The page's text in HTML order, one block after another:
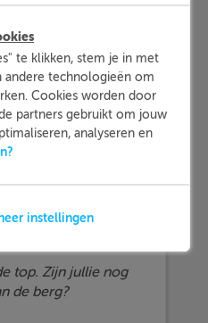
after that movie my
feeling sad.
na die film mijn
voelden.
wij zijn:
already. Are you still
top. Zijn jullie nog
de berg?
te klikken, stem je in met
andere technologieën om
Cookies worden door
partners gebruikt om jouw
analyseren en
instellingen